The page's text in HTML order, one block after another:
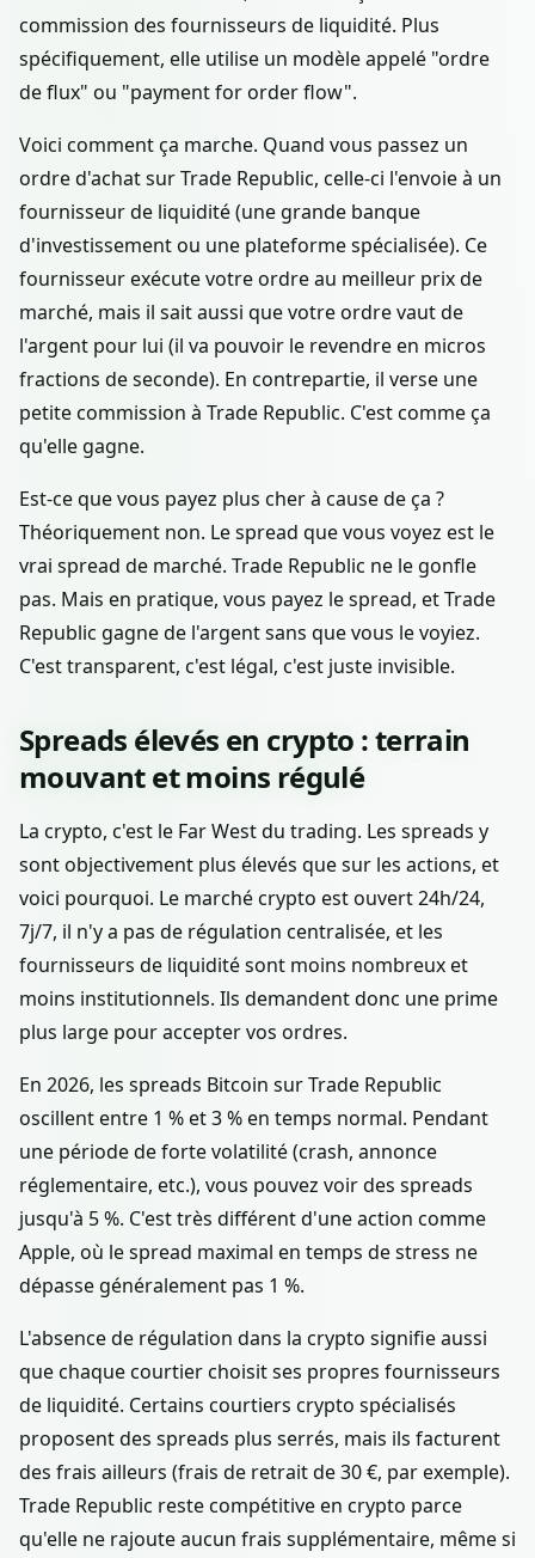
commission des fournisseurs de liquidité. Plus
spécifiquement, elle utilise un modèle appelé "ordre
de flux" ou "payment for order flow".
Voici comment ça marche. Quand vous passez un
ordre d'achat sur Trade Republic, celle-ci l'envoie à un
fournisseur de liquidité (une grande banque
d'investissement ou une plateforme spécialisée). Ce
fournisseur exécute votre ordre au meilleur prix de
marché, mais il sait aussi que votre ordre vaut de
l'argent pour lui (il va pouvoir le revendre en micros
fractions de seconde). En contrepartie, il verse une
petite commission à Trade Republic. C'est comme ça
qu'elle gagne.
Est-ce que vous payez plus cher à cause de ça ?
Théoriquement non. Le spread que vous voyez est le
vrai spread de marché. Trade Republic ne le gonfle
pas. Mais en pratique, vous payez le spread, et Trade
Republic gagne de l'argent sans que vous le voyiez.
C'est transparent, c'est légal, c'est juste invisible.
Spreads élevés en crypto : terrain
mouvant et moins régulé
La crypto, c'est le Far West du trading. Les spreads y
sont objectivement plus élevés que sur les actions, et
voici pourquoi. Le marché crypto est ouvert 24h/24,
7j/7, il n'y a pas de régulation centralisée, et les
fournisseurs de liquidité sont moins nombreux et
moins institutionnels. Ils demandent donc une prime
plus large pour accepter vos ordres.
En 2026, les spreads Bitcoin sur Trade Republic
oscillent entre 1 % et 3 % en temps normal. Pendant
une période de forte volatilité (crash, annonce
réglementaire, etc.), vous pouvez voir des spreads
jusqu'à 5 %. C'est très différent d'une action comme
Apple, où le spread maximal en temps de stress ne
dépasse généralement pas 1 %.
L'absence de régulation dans la crypto signifie aussi
que chaque courtier choisit ses propres fournisseurs
de liquidité. Certains courtiers crypto spécialisés
proposent des spreads plus serrés, mais ils facturent
des frais ailleurs (frais de retrait de 30 €, par exemple).
Trade Republic reste compétitive en crypto parce
qu'elle ne rajoute aucun frais supplémentaire, même si